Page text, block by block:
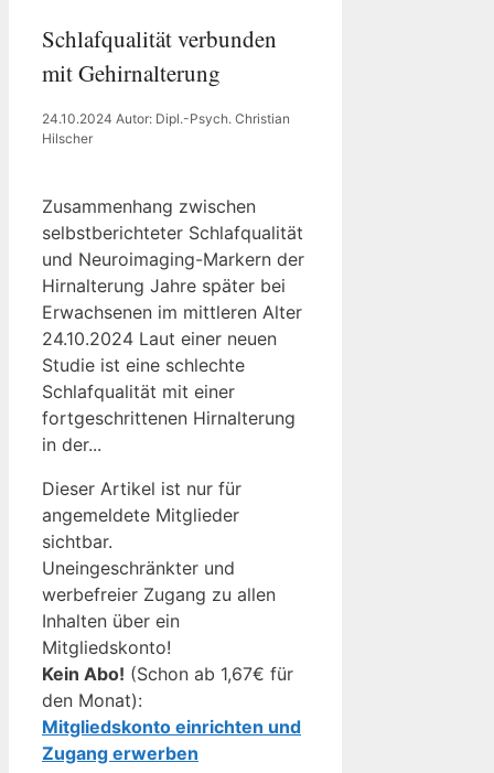
Schlafqualität verbunden
mit Gehirnalterung
24.10.2024 Autor: Dipl.-Psych. Christian
Hilscher
Zusammenhang zwischen
selbstberichteter Schlafqualität
und Neuroimaging-Markern der
Hirnalterung Jahre später bei
Erwachsenen im mittleren Alter
24.10.2024 Laut einer neuen
Studie ist eine schlechte
Schlafqualität mit einer
fortgeschrittenen Hirnalterung
in der...
Dieser Artikel ist nur für
angemeldete Mitglieder
sichtbar.
Uneingeschränkter und
werbefreier Zugang zu allen
Inhalten über ein
Mitgliedskonto!
Kein Abo! (Schon ab 1,67€ für
den Monat):
Mitgliedskonto einrichten und
Zugang erwerben